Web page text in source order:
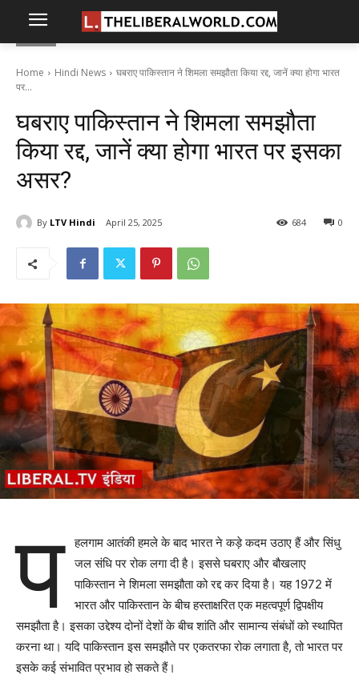
Home Hindi News
घबराए पाकिस्तान ने शिमला समझौता किया रद्द, जानें क्या होगा भारत
पर...
घबराए पाकिस्तान ने शिमला समझौता
किया रद्द, जानें क्या होगा भारत पर इसका
असर?
By LTV Hindi April 25, 2025 0
684
प
हलगाम आतंकी हमले के बाद भारत ने कड़े कदम उठाए हैं और सिंधु
जल संधि पर रोक लगा दी है। इससे घबराए और बौखलाए
पाकिस्तान ने शिमला समझौता को रद्द कर दिया है। यह 1972 में
भारत और पाकिस्तान के बीच हस्ताक्षरित एक महत्वपूर्ण द्विपक्षीय
समझौता है। इसका उद्देश्य दोनों देशों के बीच शांति और सामान्य संबंधों को स्थापित
करना था। यदि पाकिस्तान इस समझौते पर एकतरफा रोक लगाता है, तो भारत पर
इसके कई संभावित प्रभाव हो सकते हैं।